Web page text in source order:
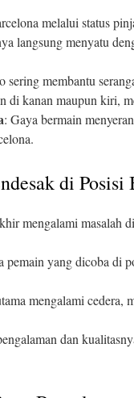
melalui status
langsung menyatu
sering membantu
di kanan maupun kiri,
: Gaya bermain
di Posisi
mengalami masalah
pemain yang dicoba di
mengalami cedera,
dan